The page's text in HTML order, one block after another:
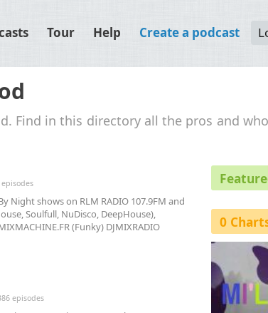
Tour Help Create a podcast
Find in this directory all the pros and
Night shows on RLM RADIO 107.9FM and
Soulfull, NuDisco, DeepHouse),
(Funky) DJMIXRADIO
episodes
0